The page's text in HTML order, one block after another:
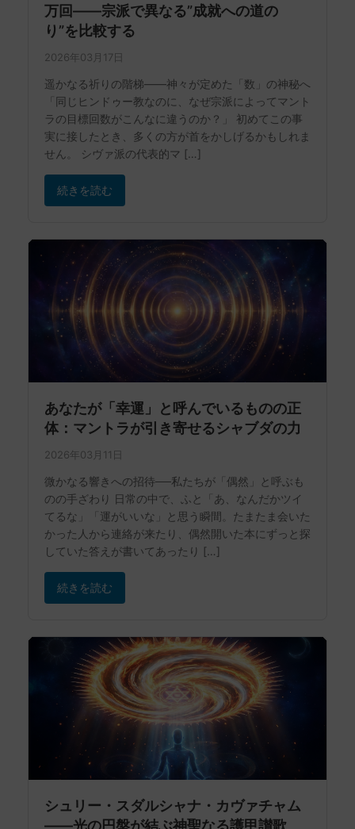
万回——宗派で異なる”成就への道の
り”を比較する
2026年03月17日
遥かなる祈りの階梯——神々が定めた「数」の神秘へ
「同じヒンドゥー教なのに、なぜ宗派によってマント
ラの目標回数がこんなに違うのか？」 初めてこの事
実に接したとき、多くの方が首をかしげるかもしれま
せん。 シヴァ派の代表的マ […]
続きを読む
あなたが「幸運」と呼んでいるものの正
体：マントラが引き寄せるシャブダの力
2026年03月11日
微かなる響きへの招待──私たちが「偶然」と呼ぶも
のの手ざわり 日常の中で、ふと「あ、なんだかツイ
てるな」「運がいいな」と思う瞬間。たまたま会いた
かった人から連絡が来たり、偶然開いた本にずっと探
していた答えが書いてあったり […]
続きを読む
シュリー・スダルシャナ・カヴァチャム
——光の円盤が結ぶ神聖なる護甲讃歌